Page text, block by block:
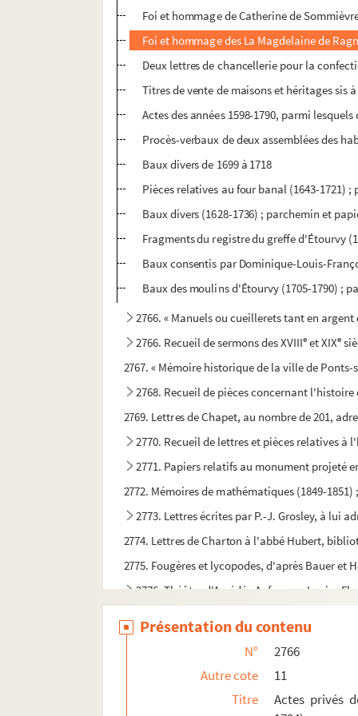
Foi et hommage de Catherine de
Foi et hommage des La Magdelaine de
Deux lettres de chancellerie pour la
Titres de vente de maisons et héritages sis
Actes des années 1598-1790, parmi
Procès-verbaux de deux assemblées des
Baux divers de 1699 à 1718
Pièces relatives au four banal (1643-1721)
Baux divers (1628-1736) ; parchemin et
Fragments du registre du greffe d'Étourvy
Baux consentis par Dominique-Louis-
Baux des moulins d'Étourvy (1705-1790) ;
2766. « Manuels ou cueillerets tant en
2766. Recueil de sermons des XVIIIe et XIXe
2767. « Mémoire historique de la ville de
2768. Recueil de pièces concernant l'histoire
2769. Lettres de Chapet, au nombre de 201,
2770. Recueil de lettres et pièces relatives à
2771. Papiers relatifs au monument projeté
2772. Mémoires de mathématiques (1849-1851)
2773. Lettres écrites par P.-J. Grosley, à lui
2774. Lettres de Charton à l'abbé Hubert,
2775. Fougères et lycopodes, d'après Bauer et
2776. Théâtre d'Amédée Aufauvre : Louise
2778. « Themata data a D. Domino Quintaine,
Présentation du contenu
N°
2766
Autre cote
11
Titre
Actes privés